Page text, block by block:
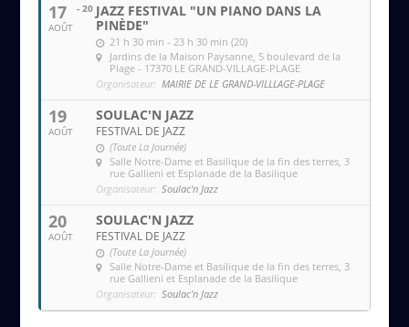
17
AOÛT
- 20 JAZZ FESTIVAL "UN PIANO DANS LA
PINÈDE"
21 h 30 min - 23 h 30 min (20)
Jardins de la Maison Paysanne , 5 boulevard de la
Plage - 17370 LE GRAND-VILLAGE-PLAGE
Organisateur: MAIRIE DE LE GRAND-VILLLAGE-PLAGE
19
AOÛT
SOULAC'N JAZZ
FESTIVAL DE JAZZ
(Toute La Journée)
Salle Notre-Dame et Basilique de la fin des terres , 3
rue Gallieni et Esplanade de la Basilique
Organisateur: Soulac'n Jazz
20
AOÛT
SOULAC'N JAZZ
FESTIVAL DE JAZZ
(Toute La Journée)
Salle Notre-Dame et Basilique de la fin des terres , 3
rue Gallieni et Esplanade de la Basilique
Organisateur: Soulac'n Jazz